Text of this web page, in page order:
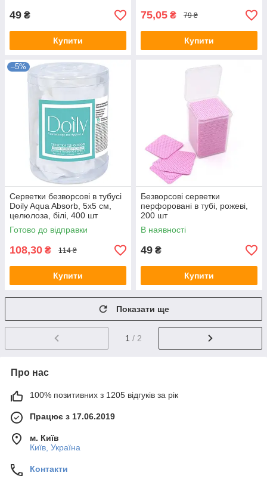
49 ₴
Купити
75,05 ₴ 79 ₴
Купити
–5%
Серветки безворсові в тубусі
Doily Aqua Absorb, 5х5 см,
целюлоза, білі, 400 шт
Готово до відправки
108,30 ₴ 114 ₴
Купити
Безворсові серветки
перфоровані в тубі, рожеві,
200 шт
В наявності
49 ₴
Купити
Показати ще
1 / 2
Про нас
100% позитивних з 1205 відгуків за рік
Працює з 17.06.2019
м. Київ
Київ, Україна
Контакти